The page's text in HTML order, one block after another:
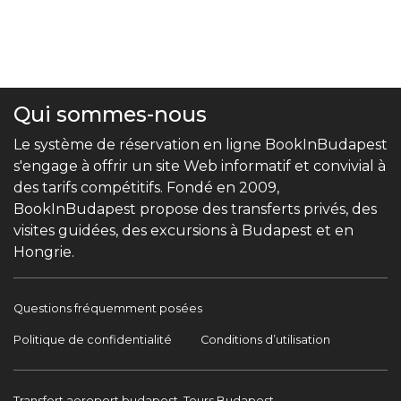
Qui sommes-nous
Le système de réservation en ligne BookInBudapest
s'engage à offrir un site Web informatif et convivial à
des tarifs compétitifs. Fondé en 2009,
BookInBudapest propose des transferts privés, des
visites guidées, des excursions à Budapest et en
Hongrie.
Questions fréquemment posées
Politique de confidentialité Conditions d’utilisation